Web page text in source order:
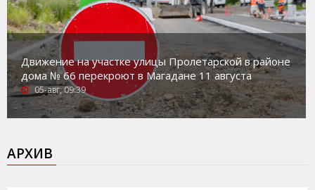
Движение на участке улицы Пролетарской в районе
дома № 66 перекроют в Магадане 11 августа
05-авг, 09:39
АРХИВ